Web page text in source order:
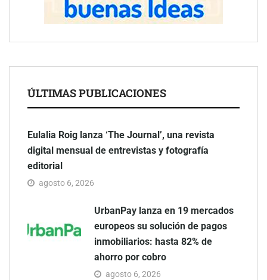
ÚLTIMAS PUBLICACIONES
Eulalia Roig lanza ‘The Journal’, una revista
digital mensual de entrevistas y fotografía
editorial
agosto 6, 2026
UrbanPay lanza en 19 mercados
europeos su solución de pagos
inmobiliarios: hasta 82% de
ahorro por cobro
agosto 6, 2026